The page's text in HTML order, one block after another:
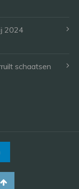
2024
schaatsen